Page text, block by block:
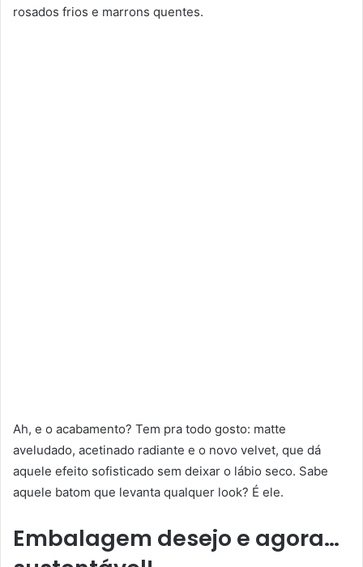
rosados frios e marrons quentes.
Ah, e o acabamento? Tem pra todo gosto: matte
aveludado, acetinado radiante e o novo velvet, que dá
aquele efeito sofisticado sem deixar o lábio seco. Sabe
aquele batom que levanta qualquer look? É ele.
Embalagem desejo e agora…